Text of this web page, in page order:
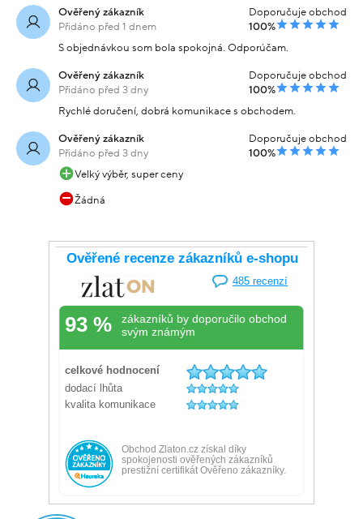
Ověřený zákazník
Přidáno před 1 dnem
Doporučuje obchod
100%
S objednávkou som bola spokojná. Odporúčam.
Ověřený zákazník
Přidáno před 3 dny
Doporučuje obchod
100%
Rychlé doručení, dobrá komunikace s obchodem.
Ověřený zákazník
Přidáno před 3 dny
Doporučuje obchod
100%
Velký výběr, super ceny
Žádná